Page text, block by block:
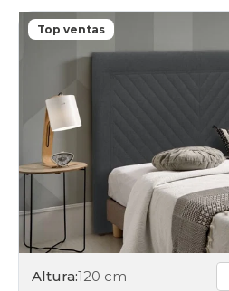
Top ventas
Altura:120 cm